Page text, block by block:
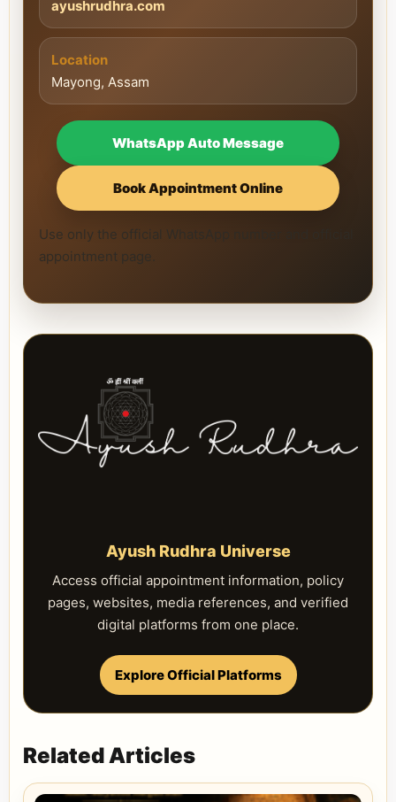
ayushrudhra.com
Location
Mayong, Assam
WhatsApp Auto Message
Book Appointment Online
Use only the official WhatsApp number and official
appointment page.
Ayush Rudhra Universe
Access official appointment information, policy
pages, websites, media references, and verified
digital platforms from one place.
Explore Official Platforms
Related Articles